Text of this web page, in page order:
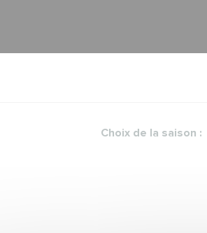
Choix de la saison :